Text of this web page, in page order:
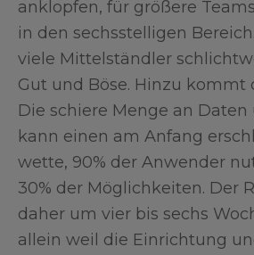
anklopfen, für größere
in den sechsstelligen
viele Mittelständler
Gut und Böse. Hinzu kommt
Die schiere Menge an
kann einen am Anfang
wette, 90% der Anwender
30% der Möglichkeiten. Der
daher um vier bis sechs
allein weil die Einrichtung